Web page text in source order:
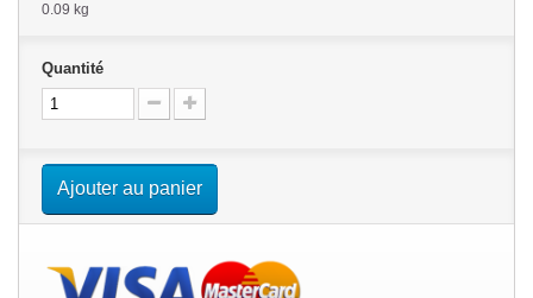
0.09 kg
Quantité
Ajouter au panier